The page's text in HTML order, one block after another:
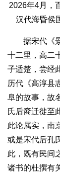
2026年4月，
汉代海昏侯
据宋代《景
十二里，高二
子适楚，尝经
历代《高淳县
阜的故事，故
氏后裔迁徙至
此论属实，南
或是宋代后孔
此，既有民间
诸书的杜撰有